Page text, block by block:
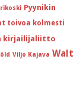
Pyynikin
toivoa kolmesti
kirjailijaliitto
Viljo Kajava Walt